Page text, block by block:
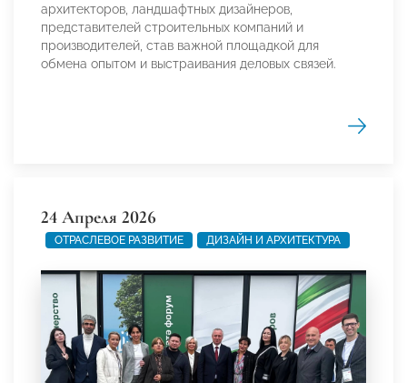
архитекторов, ландшафтных дизайнеров,
представителей строительных компаний и
производителей, став важной площадкой для
обмена опытом и выстраивания деловых связей.
24 Апреля 2026
ОТРАСЛЕВОЕ РАЗВИТИЕ ДИЗАЙН И АРХИТЕКТУРА